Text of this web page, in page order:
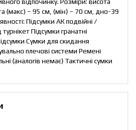
(макс) – 95 см, (мін) – 70 см, дно-39
Підсумки АК подвійні /
Підсумки гранатні
Сумки для скидання
плечові системи Ремені
(аналогів немає) Тактичні сумки